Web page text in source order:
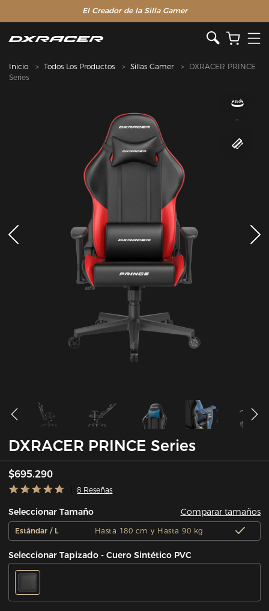
El Creador de la Silla Gamer
Inicio Todos Los Productos Sillas Gamer
DXRACER PRINCE
Series
DXRACER PRINCE Series
$695.290
8 Reseñas
Seleccionar Tamaño Comparar tamaños
Estándar / L Hasta 180 cm y Hasta 90 kg
Seleccionar Tapizado - Cuero Sintético PVC